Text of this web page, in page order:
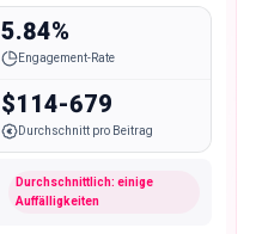
5.84%
Engagement-Rate
$114-679
Durchschnitt pro Beitrag
Durchschnittlich: einige
Auffälligkeiten